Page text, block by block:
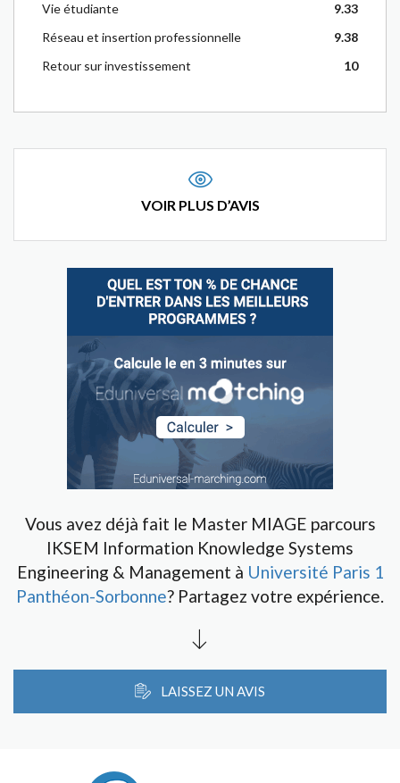
Vie étudiante
9.33
Réseau et insertion professionnelle
9.38
Retour sur investissement
10
VOIR PLUS D’AVIS
Vous avez déjà fait le Master MIAGE parcours
IKSEM Information Knowledge Systems
Engineering & Management à Université Paris 1
Panthéon-Sorbonne? Partagez votre expérience.
LAISSEZ UN AVIS